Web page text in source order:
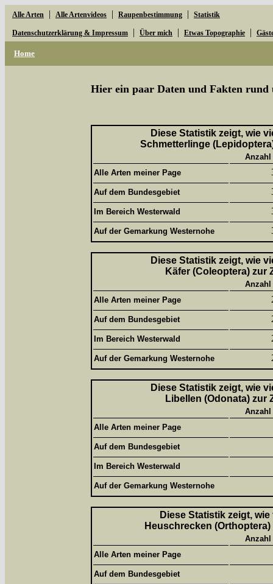
Alle Arten | Alle Artenvideos | Raupenbestimmung | Statistik
Datenschutzerklärung & Impressum | Über mich | Etwas Topographie |
Home
Hier ein paar Daten und Fakten rund
Diese Statistik zeigt, wie
Schmetterlinge
Alle Arten meiner Page
Auf dem Bundesgebiet
Im Bereich Westerwald
Auf der Gemarkung Westernohe
Diese Statistik zeigt, wie
Käfer (Coleoptera) zur
Alle Arten meiner Page
Auf dem Bundesgebiet
Im Bereich Westerwald
Auf der Gemarkung Westernohe
Diese Statistik zeigt, wie
Libellen (Odonata) zur
Alle Arten meiner Page
Auf dem Bundesgebiet
Im Bereich Westerwald
Auf der Gemarkung Westernohe
Diese Statistik zeigt,
Heuschrecken
Alle Arten meiner Page
Auf dem Bundesgebiet